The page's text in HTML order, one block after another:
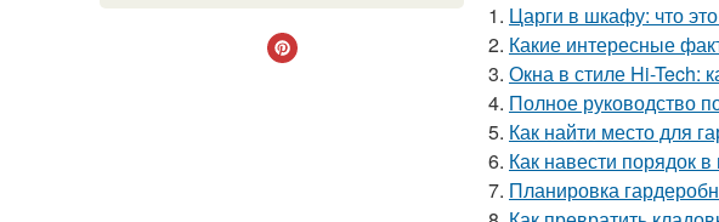
1. Царги в шкафу: что
2. Какие интересные
3. Окна в стиле Hi-Tech:
4. Полное руководство
5. Как найти место для
6. Как навести порядок
7. Планировка